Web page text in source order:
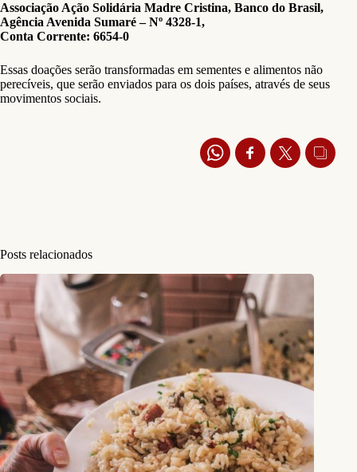
Associação Ação Solidária Madre Cristina, Banco do Brasil,
Agência Avenida Sumaré – Nº 4328-1,
Conta Corrente: 6654-0
Essas doações serão transformadas em sementes e alimentos não
perecíveis, que serão enviados para os dois países, através de seus
movimentos sociais.
Posts relacionados